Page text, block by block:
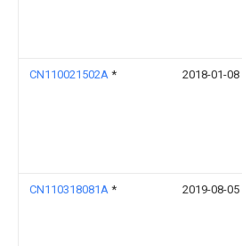
CN110021502A * 2018-01-08
CN110318081A * 2019-08-05